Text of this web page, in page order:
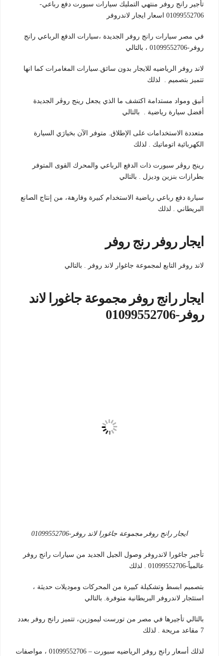
تأجير رانج روفر منتهي التمليك سيارات سبورت دفع رباعي-
01099552706 اسعار ايجار لاندروفر
في مصر سيارات رانج روفر الجديدة ،سيارات الدفع الرباعي رانج
روفر-01099552706 ، بالتالي
لاند روفر الرياضيه للايجار بدون سائق.سيارات المغامرات كما انها
تتميز بتصميم . لذلك
أنيق ومواد مستدامة اكتشف ما الذي يجعل رينج روڤر الجديدة
أفضل سيارة رياضية . بالتالي
متعددة الاستخدامات على الإطلاق. متوفر الآن بخيارَي السيارة
الكهربائية اتوماتيك . لذلك
رينج روڤر سبورت ذات الدفع الرباعي والمحرك القوى المتوفر
بطرازات بنزين وديزل . بالتالي
سيارة دفع رباعي رياضية الاستخدام كبيرة وفارهة، من إنتاج الصانع
البريطاني . لذلك
ايجار روفر رنج روفر
لاند روفر التابع لمجموعة جاغوار لاند روفر . بالتالي
ايجار رانج روفر مجموعة جاغورا لاند
روفر-01099552706
ايجار رانج روفر مجموعة جاغورا لاند روفر-01099552706
تأجير جاغورا لاندروفر وصول الجيل الجديد من سيارات رانج روفر
عالمياً-01099552706 . لذلك
بتصميم ابسط وتشكيلة كبيرة من المحركات وموديلات حديثة ،
استئجار لاندروفر البريطانية متوفرة. بالتالي
بالتالي تأجيرها في مصر من تورست ليموزين، تتميز رانج روفر بعدد
7 مقاعد مريحة . لذلك
لذلك أسعار رانج روفر الرياضيه سبورت – 01099552706 ، مواصفات